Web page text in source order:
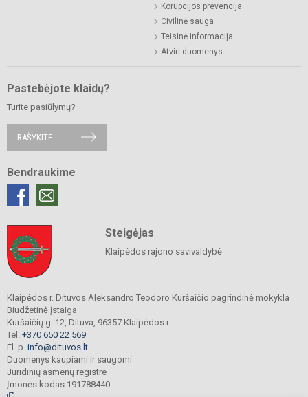
Korupcijos prevencija
Civilinė sauga
Teisinė informacija
Atviri duomenys
Pastebėjote klaidų?
Turite pasiūlymų?
RAŠYKITE
Bendraukime
Steigėjas
Klaipėdos rajono savivaldybė
Klaipėdos r. Dituvos Aleksandro Teodoro Kuršaičio pagrindinė mokykla
Biudžetinė įstaiga
Kuršaičių g. 12, Dituva, 96357 Klaipėdos r.
Tel. +370 650 22 569
El. p. info@dituvos.lt
Duomenys kaupiami ir saugomi
Juridinių asmenų registre
Įmonės kodas 191788440